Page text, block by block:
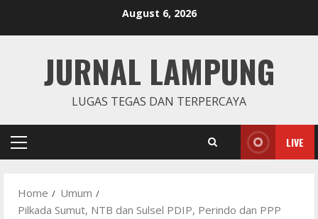
August 6, 2026
JURNAL LAMPUNG
LUGAS TEGAS DAN TERPERCAYA
Primary
LIVE
Home
Umum
Pilkada Sumut, NTB dan Sulsel PDIP, Perindo dan PPP